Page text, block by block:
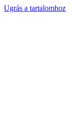
Ugrás a tartalomhoz